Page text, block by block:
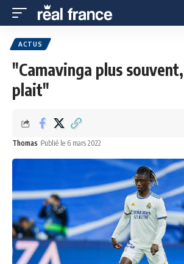
ACTUS
"Camavinga plus
plait"
Thomas Publié le 6 mars 2022